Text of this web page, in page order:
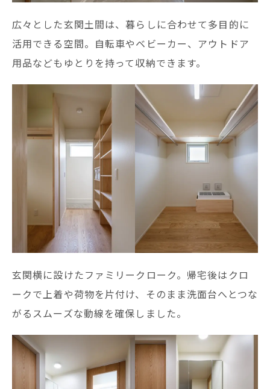
広々とした玄関土間は、暮らしに合わせて多目的に
活用できる空間。自転車やベビーカー、アウトドア
用品などもゆとりを持って収納できます。
玄関横に設けたファミリークローク。帰宅後はクロ
ークで上着や荷物を片付け、そのまま洗面台へとつな
がるスムーズな動線を確保しました。